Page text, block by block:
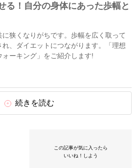
る！自分の身体にあった歩幅と
狭くなりがちです。歩幅を広く取って
、ダイエットにつながります。「理想
ーキング」をご紹介します!
続きを読む
この記事が気に入ったら
いいね！しよう